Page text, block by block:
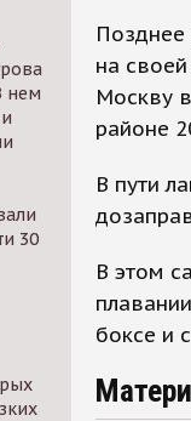
нем
30
на
Москву
районе
В пути
В этом
боксе и